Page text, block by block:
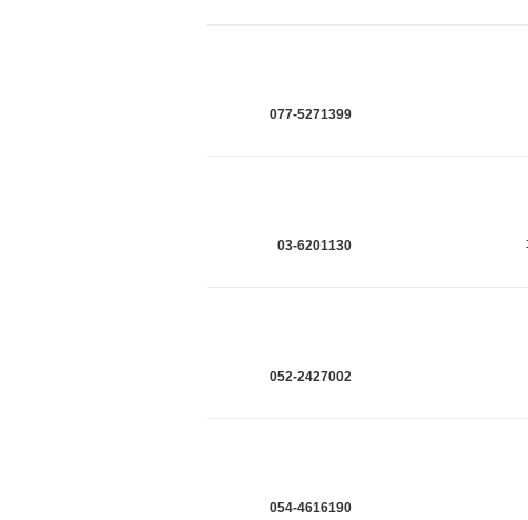
077-5271399
03-6201130
052-2427002
054-4616190